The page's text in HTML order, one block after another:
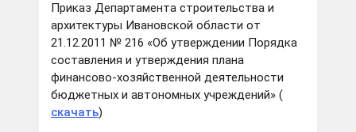
Приказ Департамента строительства и
архитектуры Ивановской области от
21.12.2011 № 216 «Об утверждении Порядка
составления и утверждения плана
финансово-хозяйственной деятельности
бюджетных и автономных учреждений» (
скачать)